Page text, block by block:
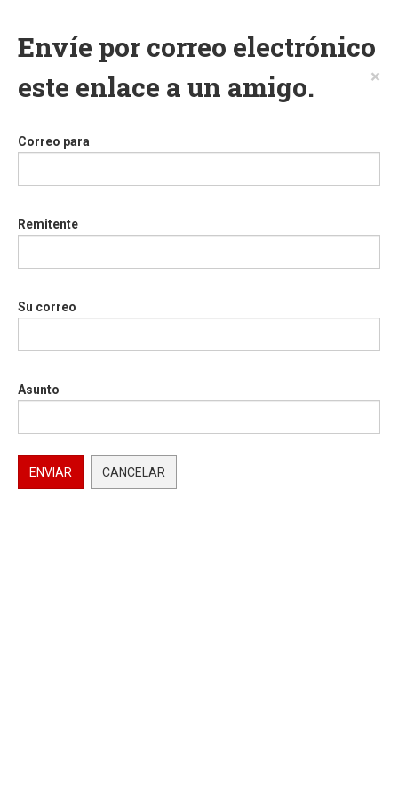
Envíe por correo electrónico
este enlace a un amigo.
×
Correo para
Remitente
Su correo
Asunto
ENVIAR CANCELAR